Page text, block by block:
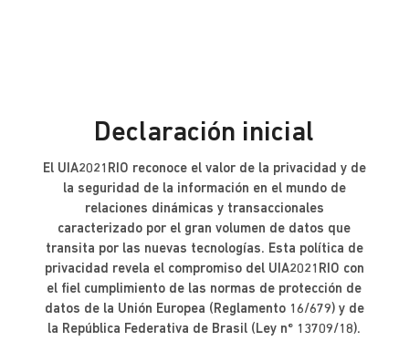
Declaración inicial
El UIA2021RIO reconoce el valor de la privacidad y de
la seguridad de la información en el mundo de
relaciones dinámicas y transaccionales
caracterizado por el gran volumen de datos que
transita por las nuevas tecnologías. Esta política de
privacidad revela el compromiso del UIA2021RIO con
el fiel cumplimiento de las normas de protección de
datos de la Unión Europea (Reglamento 16/679) y de
la República Federativa de Brasil (Ley nº 13709/18).